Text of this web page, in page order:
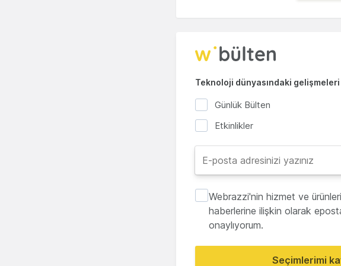
Teknoloji dünyasındaki
Günlük Bülten
Etkinlikler
Webrazzi'nin hizmet ve
haberlerine ilişkin olarak
onaylıyorum.
Seçimlerimi